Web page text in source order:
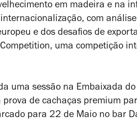
em madeira e na
com
e dos desafios de
uma competição
uma sessão na Embaixada
de cachaças premium
para 22 de Maio no bar